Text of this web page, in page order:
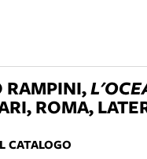
RAMPINI,
ROMA,
CATALOGO